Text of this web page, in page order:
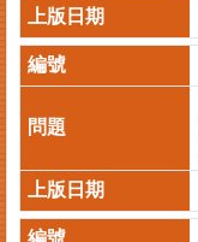
問
答
站
覽
回